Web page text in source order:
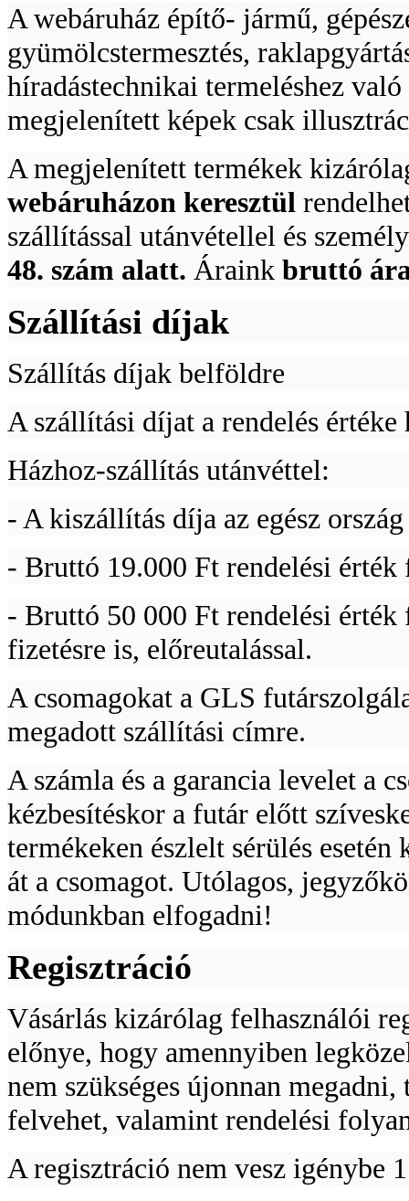
A webáruház építő- jármű,
gyümölcstermesztés,
híradástechnikai termeléshez
megjelenített képek csak
A megjelenített termékek
webáruházon keresztül
szállítással utánvétellel és
48. szám alatt. Áraink bruttó
Szállítási díjak
Szállítás díjak belföldre
A szállítási díjat a rendelés értéke
Házhoz-szállítás utánvéttel:
- A kiszállítás díja az egész
- Bruttó 19.000 Ft rendelési
- Bruttó 50 000 Ft rendelési érték
fizetésre is, előreutalással.
A csomagokat a GLS
megadott szállítási címre.
A számla és a garancia levelet a
kézbesítéskor a futár előtt
termékeken észlelt sérülés
át a csomagot. Utólagos,
módunkban elfogadni!
Regisztráció
Vásárlás kizárólag felhasználói
előnye, hogy amennyiben
nem szükséges újonnan
felvehet, valamint rendelési
A regisztráció nem vesz igénybe